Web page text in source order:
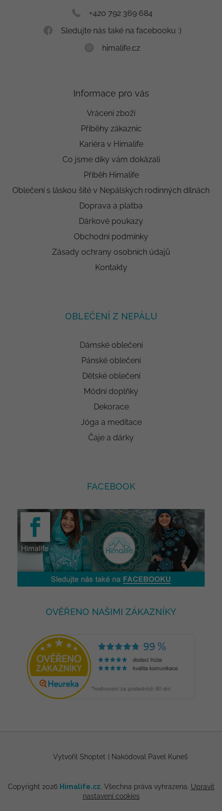
+420 792 369 684
Sledujte nás také na facebooku :)
himalife.cz
Informace pro vás
Vrácení zboží
Příběhy zákaznic
Kariéra v Himalife
Co jsme díky vám dokázali
Příběh Himalife
Oblečení s láskou šité v Nepálských rodinných dílnách
Doprava a platba
Dárkové poukazy
Obchodní podmínky
Zásady ochrany osobních údajů
Kontakty
OBLEČENÍ Z NEPÁLU
Dámské oblečení
Pánské oblečení
Dětské oblečení
Módní doplňky
Dekorace
Jóga a meditace
Čaje a dárky
FACEBOOK
OVĚŘENO NAŠIMI ZÁKAZNÍKY
Vytvořil Shoptet Nakódoval Pavel Kuneš
Copyright 2026 Himalife.cz. Všechna práva vyhrazena. Upravit
nastavení cookies